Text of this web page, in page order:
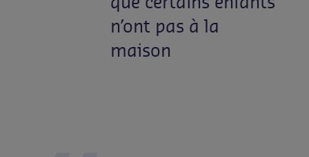
n’ont pas à la
maison